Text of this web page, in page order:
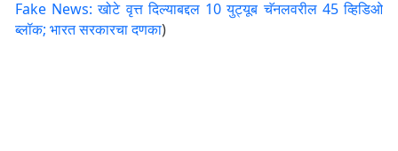
Fake News: खोटे वृत्त दिल्याबद्दल 10 युट्यूब चॅनलवरील 45 व्हिडिओ
ब्लॉक; भारत सरकारचा दणका)